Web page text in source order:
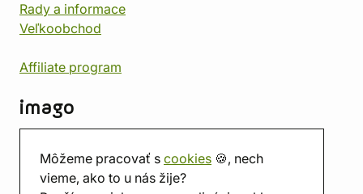
Môžeme pracovať s cookies 🍪, nech
vieme, ako to u nás žije?
Rady a informace
Veľkoobchod
Affiliate program
imago
Predajňa
Herňa